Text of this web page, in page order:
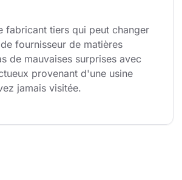
fabricant tiers qui peut changer
fournisseur de matières
de mauvaises surprises avec
provenant d'une usine
jamais visitée.